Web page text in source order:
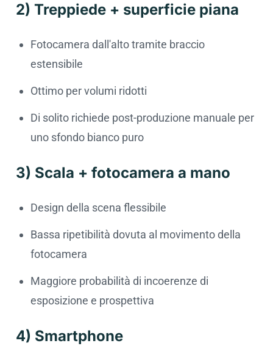
2) Treppiede + superficie piana
Fotocamera dall'alto tramite braccio
estensibile
Ottimo per volumi ridotti
Di solito richiede post-produzione manuale per
uno sfondo bianco puro
3) Scala + fotocamera a mano
Design della scena flessibile
Bassa ripetibilità dovuta al movimento della
fotocamera
Maggiore probabilità di incoerenze di
esposizione e prospettiva
4) Smartphone